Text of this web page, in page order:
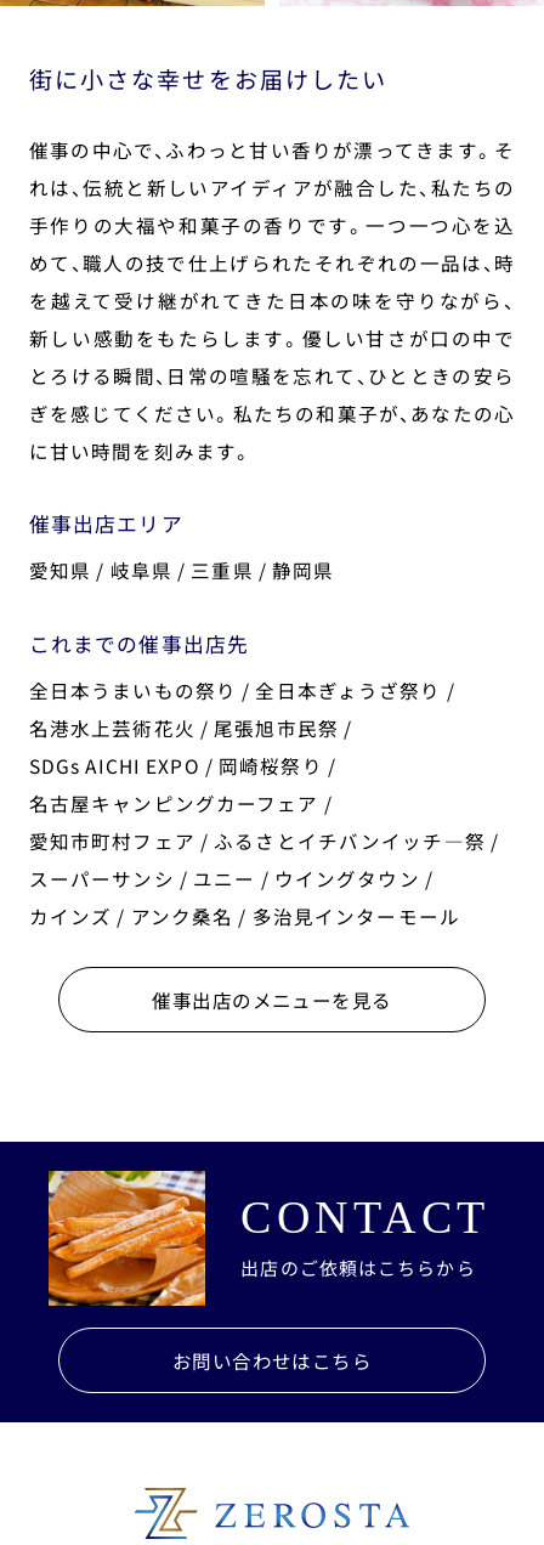
街に小さな幸せをお届けしたい
催事の中心で、ふわっと甘い香りが漂ってきます。そ
れは、伝統と新しいアイディアが融合した、私たちの
手作りの大福や和菓子の香りです。一つ一つ心を込
めて、職人の技で仕上げられたそれぞれの一品は、時
を越えて受け継がれてきた日本の味を守りながら、
新しい感動をもたらします。優しい甘さが口の中で
とろける瞬間、日常の喧騒を忘れて、ひとときの安ら
ぎを感じてください。私たちの和菓子が、あなたの心
に甘い時間を刻みます。
催事出店エリア
愛知県 / 岐阜県 / 三重県 / 静岡県
これまでの催事出店先
全日本うまいもの祭り / 全日本ぎょうざ祭り /
名港水上芸術花火 / 尾張旭市民祭 /
SDGs AICHI EXPO / 岡崎桜祭り /
名古屋キャンピングカーフェア /
愛知市町村フェア / ふるさとイチバンイッチ―祭 /
スーパーサンシ / ユニー / ウイングタウン /
カインズ / アンク桑名 / 多治見インターモール
催事出店のメニューを見る
CONTACT
出店のご依頼はこちらから
お問い合わせはこちら